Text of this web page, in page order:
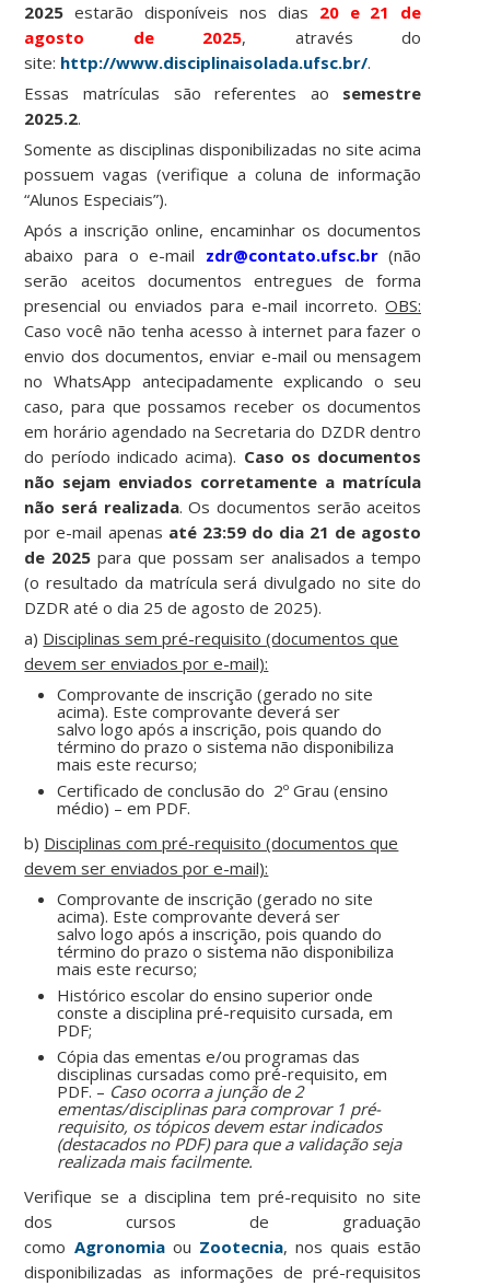
2025 estarão disponíveis nos dias 20 e 21 de
agosto de 2025, através do
site: http://www.disciplinaisolada.ufsc.br/.
Essas matrículas são referentes ao semestre
2025.2.
Somente as disciplinas disponibilizadas no site acima
possuem vagas (verifique a coluna de informação
“Alunos Especiais”).
Após a inscrição online, encaminhar os documentos
abaixo para o e-mail zdr@contato.ufsc.br(não
serão aceitos documentos entregues de forma
presencial ou enviados para e-mail incorreto.OBS:
Caso você não tenha acesso à internet para fazer o
envio dos documentos, enviar e-mail ou mensagem
no WhatsApp antecipadamente explicando o seu
caso, para que possamos receber os documentos
em horário agendado na Secretaria do DZDR dentro
do período indicado acima). Caso os documentos
não sejam enviados corretamente a matrícula
não será realizada. Os documentos serão aceitos
por e-mail apenas até 23:59 do dia 21 de agosto
de 2025 para que possam ser analisados a tempo
(o resultado da matrícula será divulgado no site do
DZDR até o dia 25 de agosto de 2025).
a) Disciplinas sem pré-requisito (documentos que
devem ser enviados por e-mail):
Comprovante de inscrição (gerado no site
acima). Este comprovante deverá ser
salvo logo após a inscrição, pois quando do
término do prazo o sistema não disponibiliza
mais este recurso;
Certificado de conclusão do 2º Grau (ensino
médio) – em PDF.
b) Disciplinas com pré-requisito (documentos que
devem ser enviados por e-mail):
Comprovante de inscrição (gerado no site
acima). Este comprovante deverá ser
salvo logo após a inscrição, pois quando do
término do prazo o sistema não disponibiliza
mais este recurso;
Histórico escolar do ensino superior onde
conste a disciplina pré-requisito cursada, em
PDF;
Cópia das ementas e/ou programas das
disciplinas cursadas como pré-requisito, em
PDF. – Caso ocorra a junção de 2
ementas/disciplinas para comprovar 1 pré-
requisito, os tópicos devem estar indicados
(destacados no PDF) para que a validação seja
realizada mais facilmente.
Verifique se a disciplina tem pré-requisito no site
dos cursos de graduação
como Agronomiaou Zootecnia, nos quais estão
disponibilizadas as informações de pré-requisitos